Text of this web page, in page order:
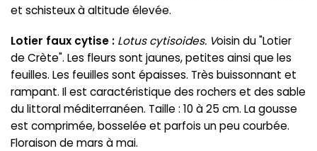
et schisteux à altitude élevée.
Lotier faux cytise : Lotus cytisoides. Voisin du "Lotier
de Crète". Les fleurs sont jaunes, petites ainsi que les
feuilles. Les feuilles sont épaisses. Très buissonnant et
rampant. Il est caractéristique des rochers et des sable
du littoral méditerranéen. Taille : 10 à 25 cm. La gousse
est comprimée, bosselée et parfois un peu courbée.
Floraison de mars à mai.